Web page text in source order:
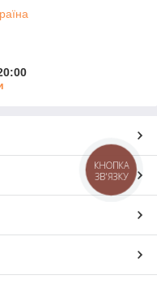
КНОПКА
ЗВ'ЯЗКУ